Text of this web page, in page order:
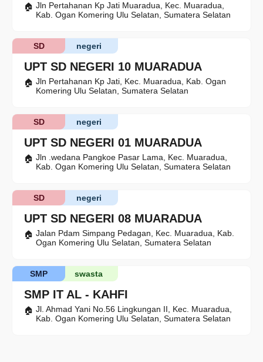
Jln Pertahanan Kp Jati Muaradua, Kec. Muaradua,
Kab. Ogan Komering Ulu Selatan, Sumatera Selatan
UPT SD NEGERI 10 MUARADUA
negeri
SD
Jln Pertahanan Kp Jati, Kec. Muaradua, Kab. Ogan
Komering Ulu Selatan, Sumatera Selatan
UPT SD NEGERI 01 MUARADUA
negeri
SD
Jln .wedana Pangkoe Pasar Lama, Kec. Muaradua,
Kab. Ogan Komering Ulu Selatan, Sumatera Selatan
UPT SD NEGERI 08 MUARADUA
negeri
SD
Jalan Pdam Simpang Pedagan, Kec. Muaradua, Kab.
Ogan Komering Ulu Selatan, Sumatera Selatan
SMP IT AL - KAHFI
swasta
SMP
Jl. Ahmad Yani No.56 Lingkungan II, Kec. Muaradua,
Kab. Ogan Komering Ulu Selatan, Sumatera Selatan